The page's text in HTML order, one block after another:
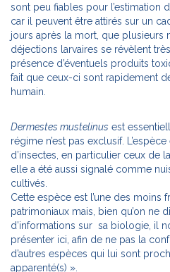
sont peu fiables pour l’estimation
car il peuvent être attirés sur un
jours après la mort, que plusieurs
déjections larvaires se révèlent
présence d’éventuels produits
fait que ceux-ci sont rapidement
humain.
Dermestes mustelinus est
régime n’est pas exclusif.
d’insectes, en particulier ceux de
elle a été aussi signalé comme
cultivés.
Cette espèce est l’une des moins
patrimoniaux mais, bien qu’on ne
d’informations sur sa biologie, il
présenter ici, afin de ne pas la
d’autres espèces qui lui sont
apparenté(s) ».